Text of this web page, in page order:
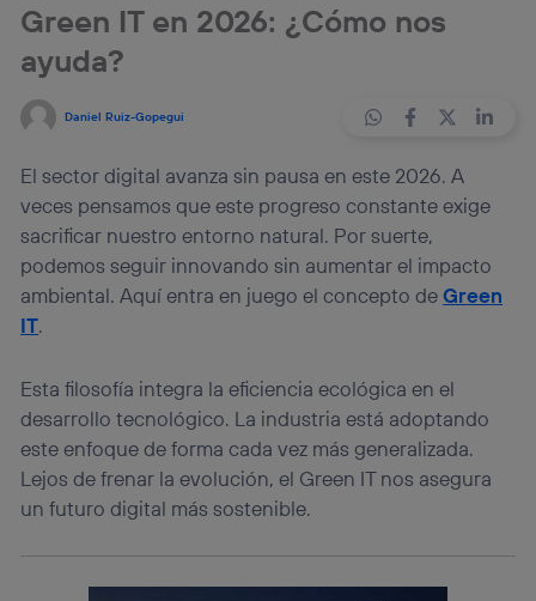
Green IT en 2026: ¿Cómo nos
ayuda?
Daniel Ruiz-Gopegui
El sector digital avanza sin pausa en este 2026. A
veces pensamos que este progreso constante exige
sacrificar nuestro entorno natural. Por suerte,
podemos seguir innovando sin aumentar el impacto
ambiental. Aquí entra en juego el concepto deGreen
IT.
Esta filosofía integra la eficiencia ecológica en el
desarrollo tecnológico. La industria está adoptando
este enfoque de forma cada vez más generalizada.
Lejos de frenar la evolución, el Green IT nos asegura
un futuro digital más sostenible.